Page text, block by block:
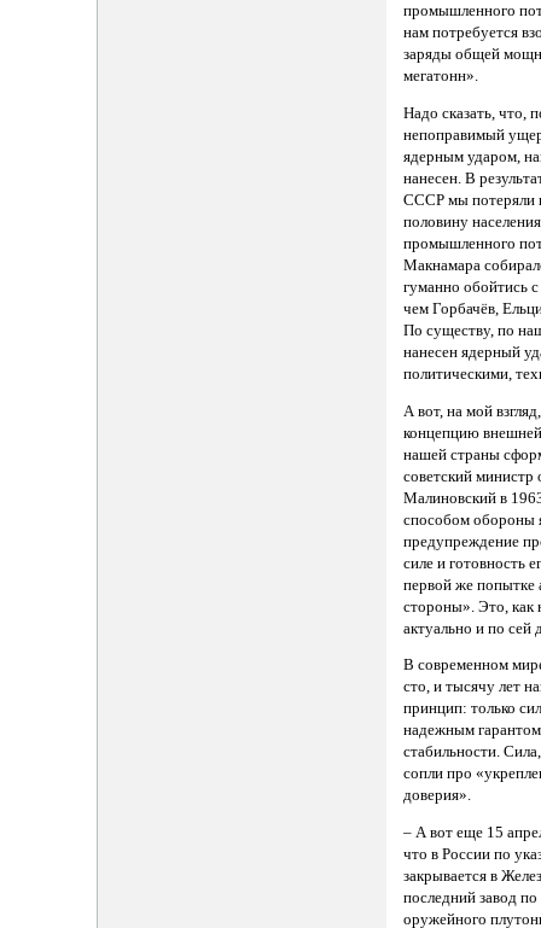
промышленного
нам потребуется
заряды общей
мегатонн».
Надо сказать, что,
непоправимый
ядерным ударом,
нанесен. В
СССР мы потеряли
половину
промышленного
Макнамара
гуманно обойтись
чем Горбачёв,
По существу, по
нанесен ядерный
политическими,
А вот, на мой
концепцию
нашей страны
советский
Малиновский в
способом обороны
предупреждение
силе и готовность
первой же попытке
стороны». Это, как
актуально и по сей
В современном
сто, и тысячу лет
принцип: только
надежным
стабильности.
сопли про
доверия».
– А вот еще 15
что в России по
закрывается в
последний завод
оружейного